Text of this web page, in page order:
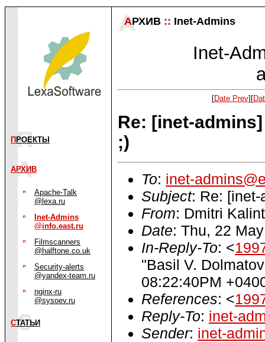
П РОЕКТЫ
АРХИВ
Apache-Talk
@lexa.ru
Inet-Admins
@info.east.ru
Filmscanners
@halftone.co.uk
Security-alerts
@yandex-team.ru
nginx-ru
@sysoev.ru
СТАТЬИ
АРХИВ :: Inet-Admins
Inet-
[Date Prev][
Re: [inet-
;)
To: inet-
Subject: Re:
From: Dmitri
Date: Thu, 22
In-Reply-To: <
"Basil V.
08:22:40PM
References: <
Reply-To: inet-
Sender: inet-